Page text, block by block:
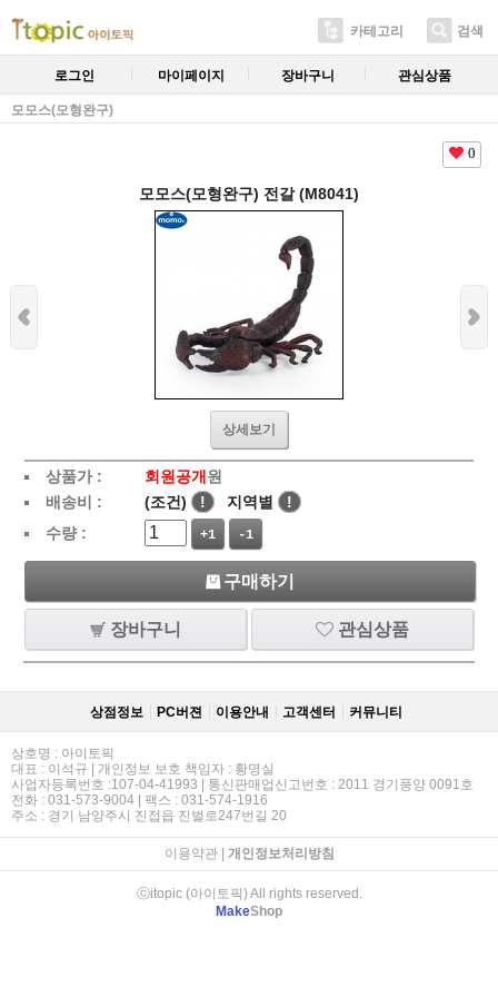
카테고리 검색
로그인 마이페이지 장바구니 관심상품
모모스(모형완구)
0
모모스(모형완구) 전갈 (M8041)
상세보기
상품가 : 회원공개 원
배송비 :
(조건) ! 지역별
!
수량 :
+1 -1
구매하기
장바구니 관심상품
상점정보 PC버젼 이용안내 고객센터 커뮤니티
상호명 : 아이토픽
대표 : 이석규 | 개인정보 보호 책임자 : 황명실
사업자등록번호 :107-04-41993 | 통신판매업신고번호 : 2011 경기풍양 0091호
전화 : 031-573-9004 | 팩스 : 031-574-1916
주소 : 경기 남양주시 진접읍 진벌로247번길 20
이용약관| 개인정보처리방침
ⓒitopic (아이토픽) All rights reserved.
MakeShop